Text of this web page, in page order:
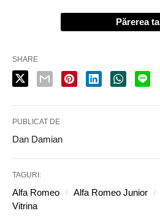
Părerea ta
SHARE
PUBLICAT DE
Dan Damian
TAGURI:
Alfa Romeo Alfa Romeo Junior
Vitrina